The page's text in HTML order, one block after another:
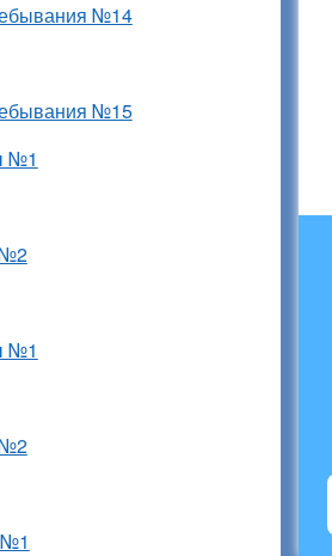
№14
№15
№1
№2
№1
№2
№1